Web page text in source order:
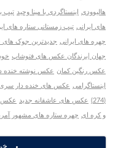
هالیوودی اینستاگردی با مینا وحید تیپ
های ایرانی تیپ زمستانی ستاره های
چهره های ایرانی جدیدترین جوک های خفن
جهان |برندگان عکس های فتوشاپ
عکس رنگین کمان عکس نوشته خنده
اینستاگرامی عکس های خنده دار سری
(274) عکس های عاشقانه جدید عکس
و کره ای چهره ستاره های مشهور